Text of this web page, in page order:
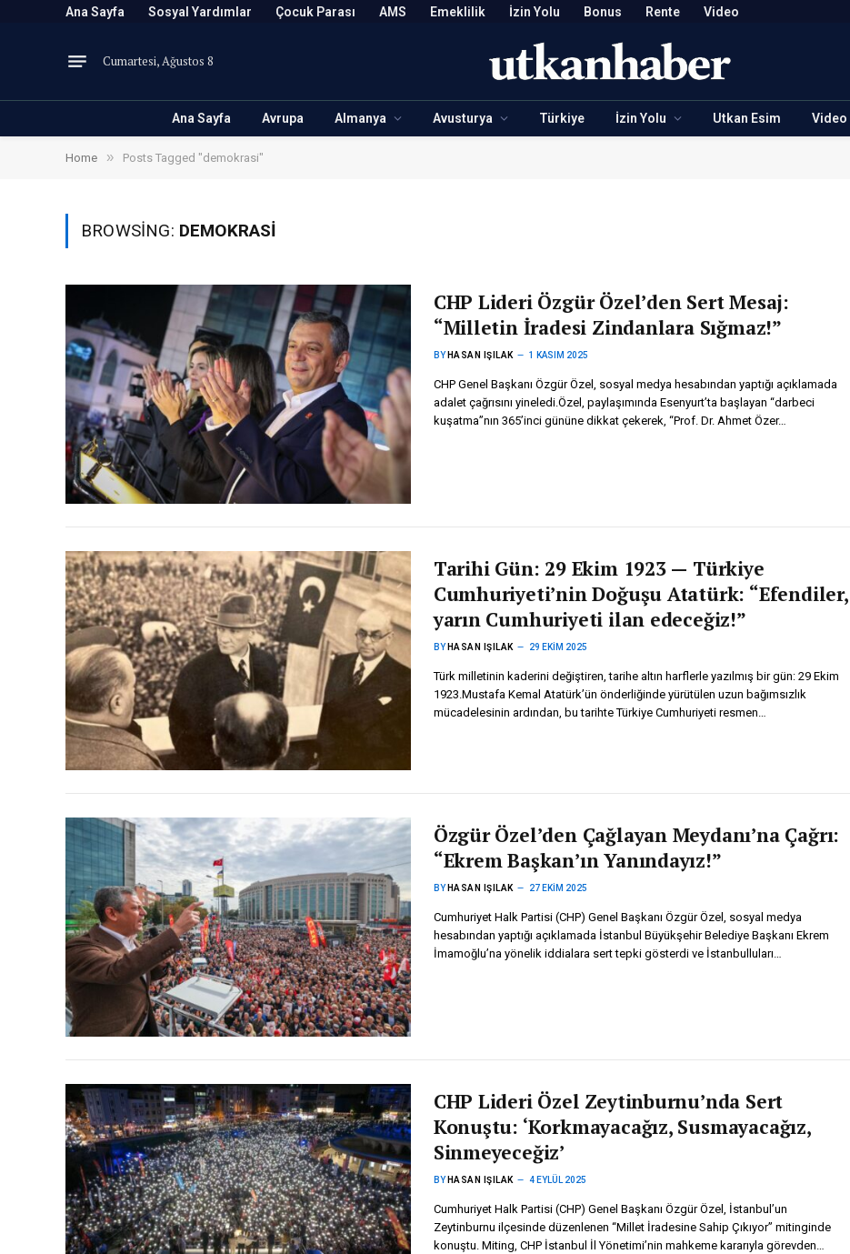
Ana Sayfa Sosyal Yardımlar Çocuk Parası AMS Emeklilik İzin Yolu Bonus Rente Video
Cumartesi, Ağustos 8
Ana Sayfa Avrupa Almanya Avusturya Türkiye İzin Yolu Utkan Esim Video
Home » Posts Tagged "demokrasi"
BROWSING: DEMOKRASI
CHP Lideri Özgür Özel’den Sert Mesaj:
“Milletin İradesi Zindanlara Sığmaz!”
BY HASAN IŞILAK 1 KASIM 2025
CHP Genel Başkanı Özgür Özel, sosyal medya hesabından yaptığı açıklamada
adalet çağrısını yineledi.Özel, paylaşımında Esenyurt’ta başlayan “darbeci
kuşatma”nın 365’inci gününe dikkat çekerek, “Prof. Dr. Ahmet Özer…
Tarihi Gün: 29 Ekim 1923 — Türkiye
Cumhuriyeti’nin Doğuşu Atatürk: “Efendiler,
yarın Cumhuriyeti ilan edeceğiz!”
BY HASAN IŞILAK 29 EKIM 2025
Türk milletinin kaderini değiştiren, tarihe altın harflerle yazılmış bir gün: 29 Ekim
1923.Mustafa Kemal Atatürk’ün önderliğinde yürütülen uzun bağımsızlık
mücadelesinin ardından, bu tarihte Türkiye Cumhuriyeti resmen…
Özgür Özel’den Çağlayan Meydanı’na Çağrı:
“Ekrem Başkan’ın Yanındayız!”
BY HASAN IŞILAK 27 EKIM 2025
Cumhuriyet Halk Partisi (CHP) Genel Başkanı Özgür Özel, sosyal medya
hesabından yaptığı açıklamada İstanbul Büyükşehir Belediye Başkanı Ekrem
İmamoğlu’na yönelik iddialara sert tepki gösterdi ve İstanbulluları…
CHP Lideri Özel Zeytinburnu’nda Sert
Konuştu: ‘Korkmayacağız, Susmayacağız,
Sinmeyeceğiz’
BY HASAN IŞILAK 4 EYLÜL 2025
Cumhuriyet Halk Partisi (CHP) Genel Başkanı Özgür Özel, İstanbul’un
Zeytinburnu ilçesinde düzenlenen “Millet İradesine Sahip Çıkıyor” mitinginde
konuştu. Miting, CHP İstanbul İl Yönetimi’nin mahkeme kararıyla görevden…